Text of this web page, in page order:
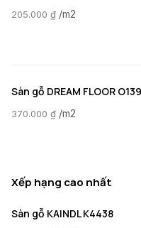
205.000 ₫ /m2
Sàn gỗ DREAM FLOOR O139
370.000 ₫ /m2
Xếp hạng cao nhất
Sàn gỗ KAINDL K4438